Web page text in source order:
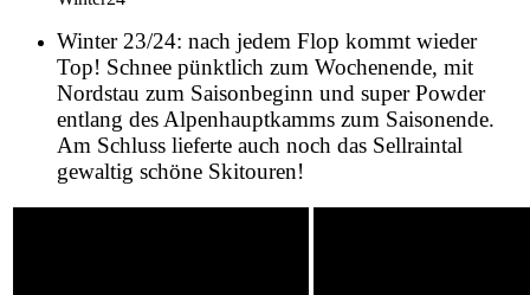
Winter 23/24: nach jedem Flop kommt wieder
Top! Schnee pünktlich zum Wochenende, mit
Nordstau zum Saisonbeginn und super Powder
entlang des Alpenhauptkamms zum Saisonende.
Am Schluss lieferte auch noch das Sellraintal
gewaltig schöne Skitouren!